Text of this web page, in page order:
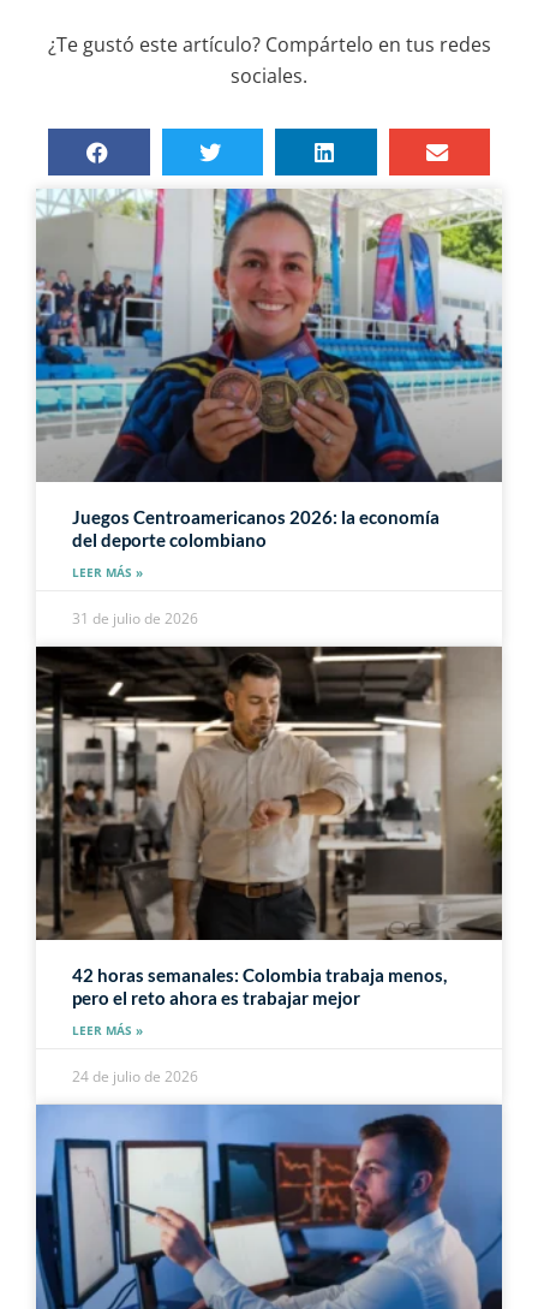
¿Te gustó este artículo? Compártelo en tus redes
sociales.
Juegos Centroamericanos 2026: la economía
del deporte colombiano
LEER MÁS »
31 de julio de 2026
42 horas semanales: Colombia trabaja menos,
pero el reto ahora es trabajar mejor
LEER MÁS »
24 de julio de 2026